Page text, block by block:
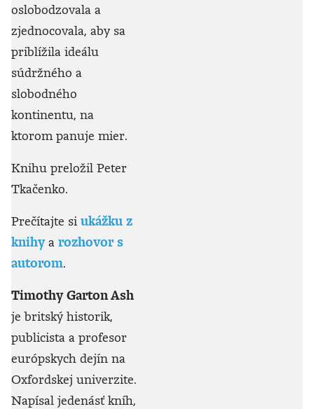
oslobodzovala a
zjednocovala, aby sa
priblížila ideálu
súdržného a
slobodného
kontinentu, na
ktorom panuje mier.
Knihu preložil Peter
Tkačenko.
Prečítajte si ukážku z
knihya rozhovor s
autorom.
Timothy Garton Ash
je britský historik,
publicista a profesor
európskych dejín na
Oxfordskej univerzite.
Napísal jedenásť kníh,